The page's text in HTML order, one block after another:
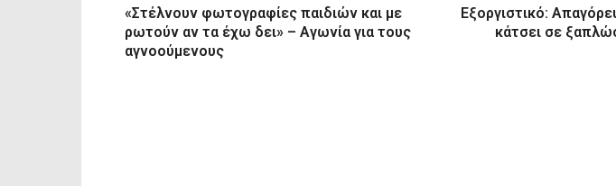
«Στέλνουν φωτογραφίες παιδιών και με
ρωτούν αν τα έχω δει» – Αγωνία για τους
αγνοούμενους
Εξοργιστικό:
κάτσει σε